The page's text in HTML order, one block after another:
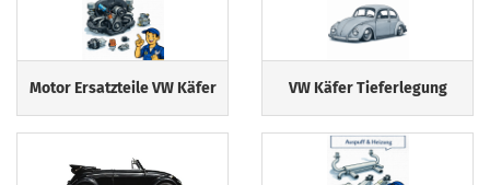
Motor Ersatzteile VW Käfer VW Käfer Tieferlegung